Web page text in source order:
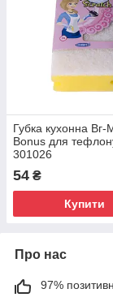
Губка кухонна Вг-
Bonus для
301026
54 ₴
Купити
Про нас
97%